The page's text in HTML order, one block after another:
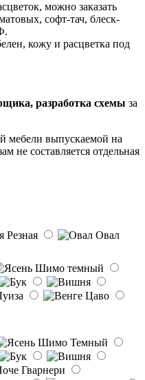
можно заказать
софт-тач, блеск-
кожу и расцветка под
разработка схемы за
мебели выпускаемой на
не составляется отдельная
Резная
Овал